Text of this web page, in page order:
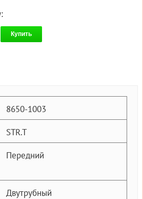
Купить
8650-1003
STR.T
Передний
Двутрубный